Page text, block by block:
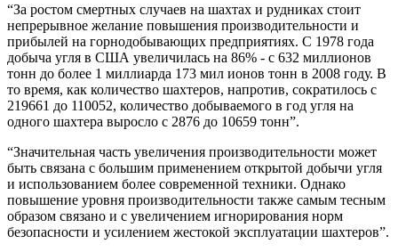
“За ростом смертных случаев на шахтах и рудниках стоит
непрерывное желание повышения производительности и
прибылей на горнодобывающих предприятиях. С 1978 года
добыча угля в США увеличилась на 86% - с 632 миллионов
тонн до более 1 миллиарда 173 мил ионов тонн в 2008 году. В
то время, как количество шахтеров, напротив, сократилось с
219661 до 110052, количество добываемого в год угля на
одного шахтера выросло с 2876 до 10659 тонн”.
“Значительная часть увеличения производительности может
быть связана с большим применением открытой добычи угля
и использованием более современной техники. Однако
повышение уровня производительности также самым тесным
образом связано и с увеличением игнорирования норм
безопасности и усилением жестокой эксплуатации шахтеров”.